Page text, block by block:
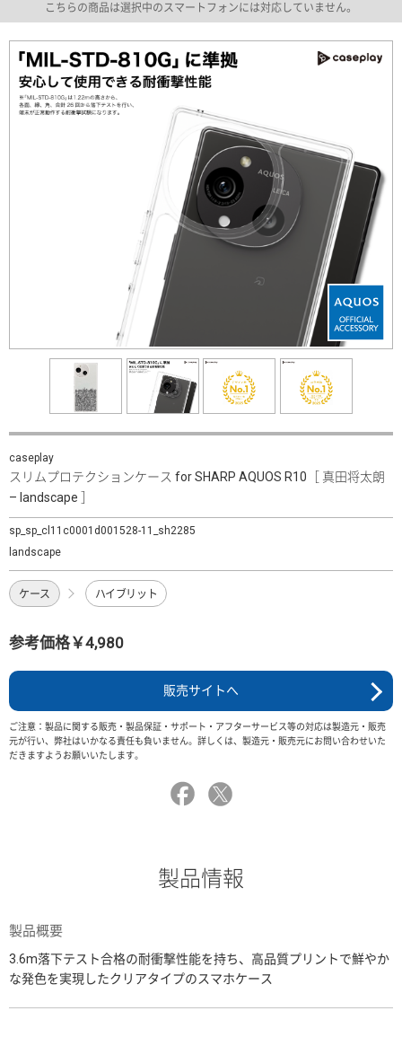
こちらの商品は選択中のスマートフォンには対応していません。
caseplay
スリムプロテクションケース for SHARP AQUOS R10［ 真田将太朗
– landscape ］
sp_sp_cl11c0001d001528-11_sh2285
landscape
ケース ハイブリット
参考価格￥4,980
販売サイトへ
ご注意：製品に関する販売・製品保証・サポート・アフターサービス等の対応は製造元・販売
元が行い、弊社はいかなる責任も負いません。詳しくは、製造元・販売元にお問い合わせいた
だきますようお願いいたします。
製品情報
製品概要
3.6m落下テスト合格の耐衝撃性能を持ち、高品質プリントで鮮やか
な発色を実現したクリアタイプのスマホケース